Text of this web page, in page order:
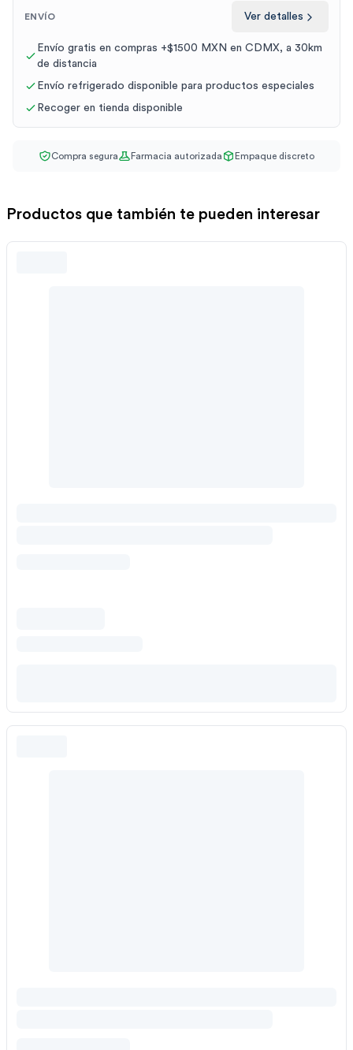
ENVÍO Ver detalles
Envío gratis en compras +$1500 MXN en CDMX, a 30km
de distancia
Envío refrigerado disponible para productos especiales
Recoger en tienda disponible
Compra segura Farmacia autorizada Empaque discreto
Productos que también te pueden interesar